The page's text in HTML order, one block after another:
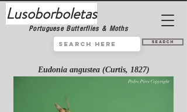
Lusoborboletas
Portuguese Butterflies & Moths
Search
Eudonia angustea (Curtis, 1827)